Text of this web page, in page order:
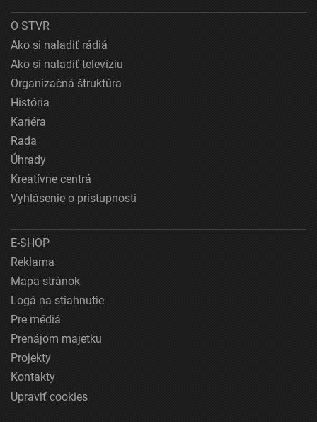
O STVR
Ako si naladiť rádiá
Ako si naladiť televíziu
Organizačná štruktúra
História
Kariéra
Rada
Úhrady
Kreatívne centrá
Vyhlásenie o prístupnosti
E-SHOP
Reklama
Mapa stránok
Logá na stiahnutie
Pre médiá
Prenájom majetku
Projekty
Kontakty
Upraviť cookies